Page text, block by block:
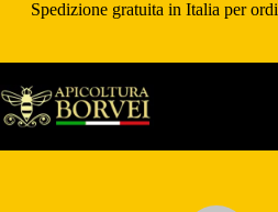
SaltaSpedizione gratuita in Italia per